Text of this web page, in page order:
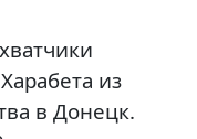
из
в Донецк.